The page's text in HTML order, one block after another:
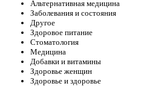
Альтернативная медицина
Заболевания и состояния
Другое
Здоровое питание
Стоматология
Медицина
Добавки и витамины
Здоровье женщин
Здоровье и здоровье